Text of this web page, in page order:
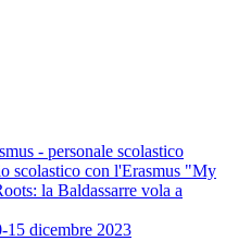
- personale scolastico
scolastico con l'Erasmus "My
la Baldassarre vola a
15 dicembre 2023